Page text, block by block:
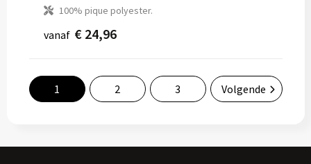
100% pique polyester.
vanaf € 24,96
1 2 3 Volgende